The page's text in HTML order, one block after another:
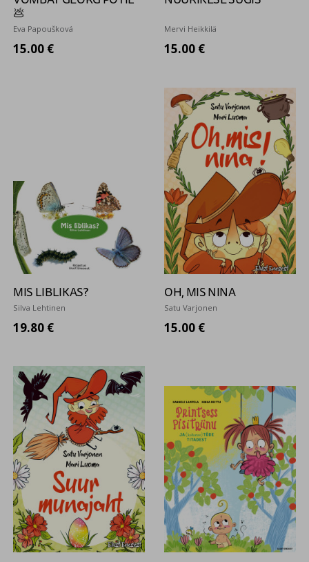
💩
Eva Papoušková
15.00 €
Mervi Heikkilä
15.00 €
MIS LIBLIKAS?
Silva Lehtinen
19.80 €
OH, MIS NINA
Satu Varjonen
15.00 €